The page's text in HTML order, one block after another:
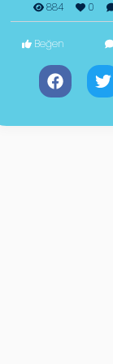
884 0
Beğen